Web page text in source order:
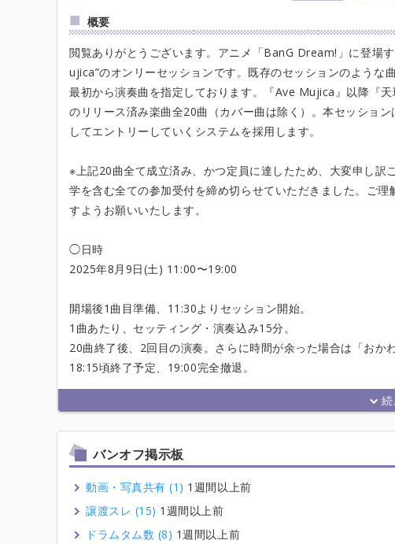
概要
閲覧ありがとうございます。アニメ「BanG Dream!」に登場
ujica”のオンリーセッションです。既存のセッションのような
最初から演奏曲を指定しております。『Ave Mujica』以降『
のリリース済み楽曲全20曲（カバー曲は除く）。本セッショ
してエントリーしていくシステムを採用します。
※上記20曲全て成立済み、かつ定員に達したため、大変申し訳
学を含む全ての参加受付を締め切らせていただきました。ご理
すようお願いいたします。
◯日時
2025年8月9日(土) 11:00〜19:00
開場後1曲目準備、11:30よりセッション開始。
1曲あたり、セッティング・演奏込み15分。
20曲終了後、2回目の演奏。さらに時間が余った場合は「おか
18:15頃終了予定、19:00完全撤退。
バンオフ掲示板
動画・写真共有 (1) 1週間以上前
譲渡スレ (15) 1週間以上前
ドラムタム数 (8) 1週間以上前